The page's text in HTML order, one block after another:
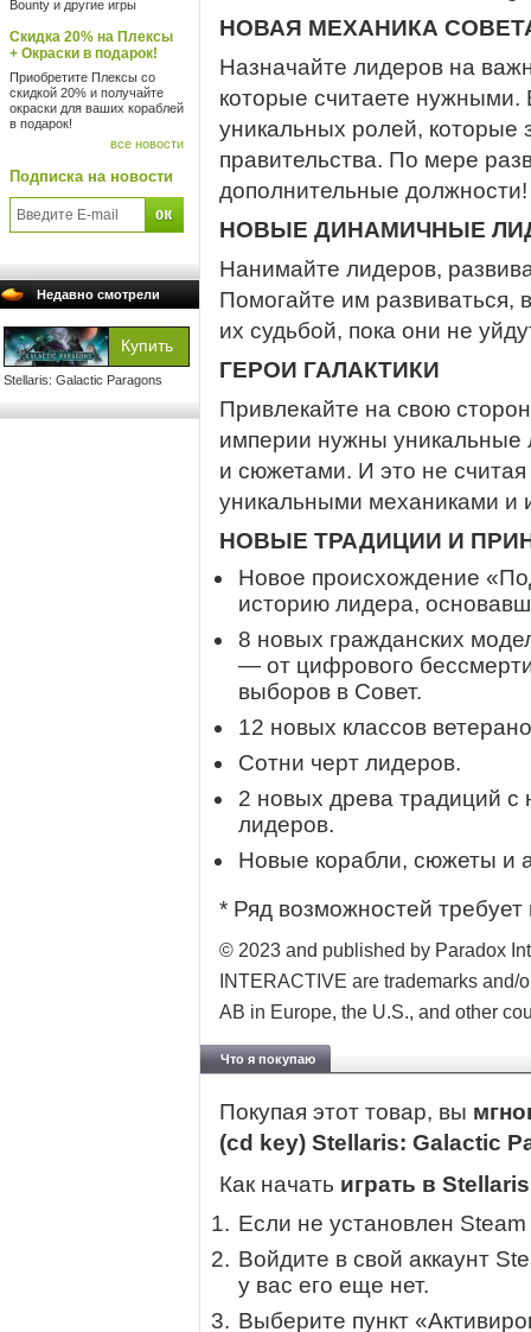
Bounty и другие игры
Скидка 20% на Плексы
+ Окраски в подарок!
Приобретите Плексы со
скидкой 20% и получайте
окраски для ваших кораблей
в подарок!
все новости
Подписка на новости
Недавно смотрели
Stellaris: Galactic Paragons
НОВАЯ МЕХАНИКА
Назначайте лидеров на
которые считаете нужными.
уникальных ролей, которые
правительства. По мере
дополнительные должности!
НОВЫЕ ДИНАМИЧНЫЕ
Нанимайте лидеров,
Помогайте им развиваться,
их судьбой, пока они не
ГЕРОИ ГАЛАКТИКИ
Привлекайте на свою
империи нужны
и сюжетами. И это не
уникальными механиками и
НОВЫЕ ТРАДИЦИИ И
Новое происхождение
историю лидера,
8 новых гражданских
— от цифрового
выборов в Совет.
12 новых классов
Сотни черт лидеров.
2 новых древа традиций
лидеров.
Новые корабли, сюжеты и
* Ряд возможностей требует
© 2023 and published by Paradox
INTERACTIVE are trademarks
AB in Europe, the U.S., and other
Что я покупаю
Покупая этот товар, вы
(cd key) Stellaris: Galactic
Как начать играть в
Если не установлен
Войдите в свой аккаунт
у вас его еще нет.
Выберите пункт